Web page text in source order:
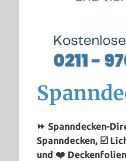
⏩ Spanndecken-
Spanndecken, ☑️
und ❤️